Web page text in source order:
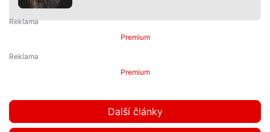
Premium
Premium
Další články